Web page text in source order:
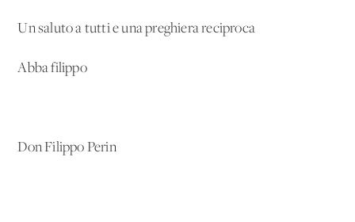
Un saluto a tutti e una preghiera reciproca
Abba filippo
Don Filippo Perin